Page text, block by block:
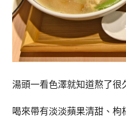
湯頭一看色澤就知道熬了很
喝來帶有淡淡蘋果清甜、